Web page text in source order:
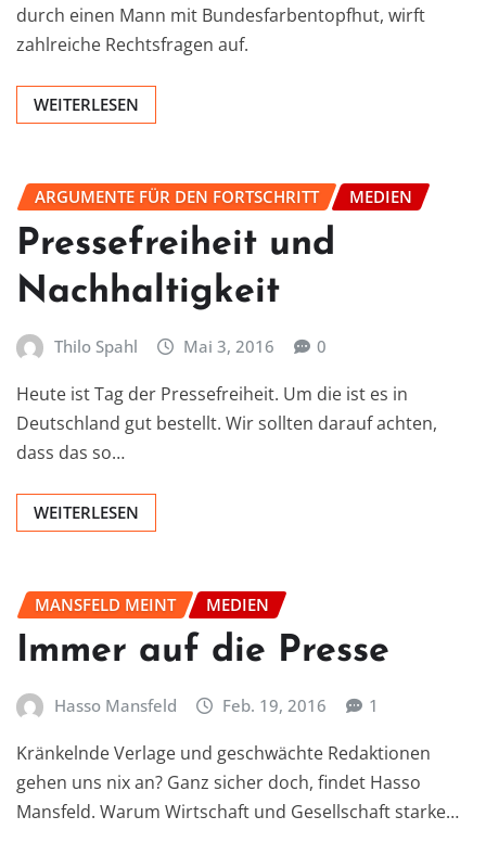
durch einen Mann mit Bundesfarbentopfhut, wirft
zahlreiche Rechtsfragen auf.
WEITERLESEN
ARGUMENTE FÜR DEN FORTSCHRITT MEDIEN
Pressefreiheit und
Nachhaltigkeit
Thilo Spahl Mai 3, 2016 0
Heute ist Tag der Pressefreiheit. Um die ist es in
Deutschland gut bestellt. Wir sollten darauf achten,
dass das so…
WEITERLESEN
MANSFELD MEINT MEDIEN
Immer auf die Presse
Hasso Mansfeld Feb. 19, 2016 1
Kränkelnde Verlage und geschwächte Redaktionen
gehen uns nix an? Ganz sicher doch, findet Hasso
Mansfeld. Warum Wirtschaft und Gesellschaft starke…